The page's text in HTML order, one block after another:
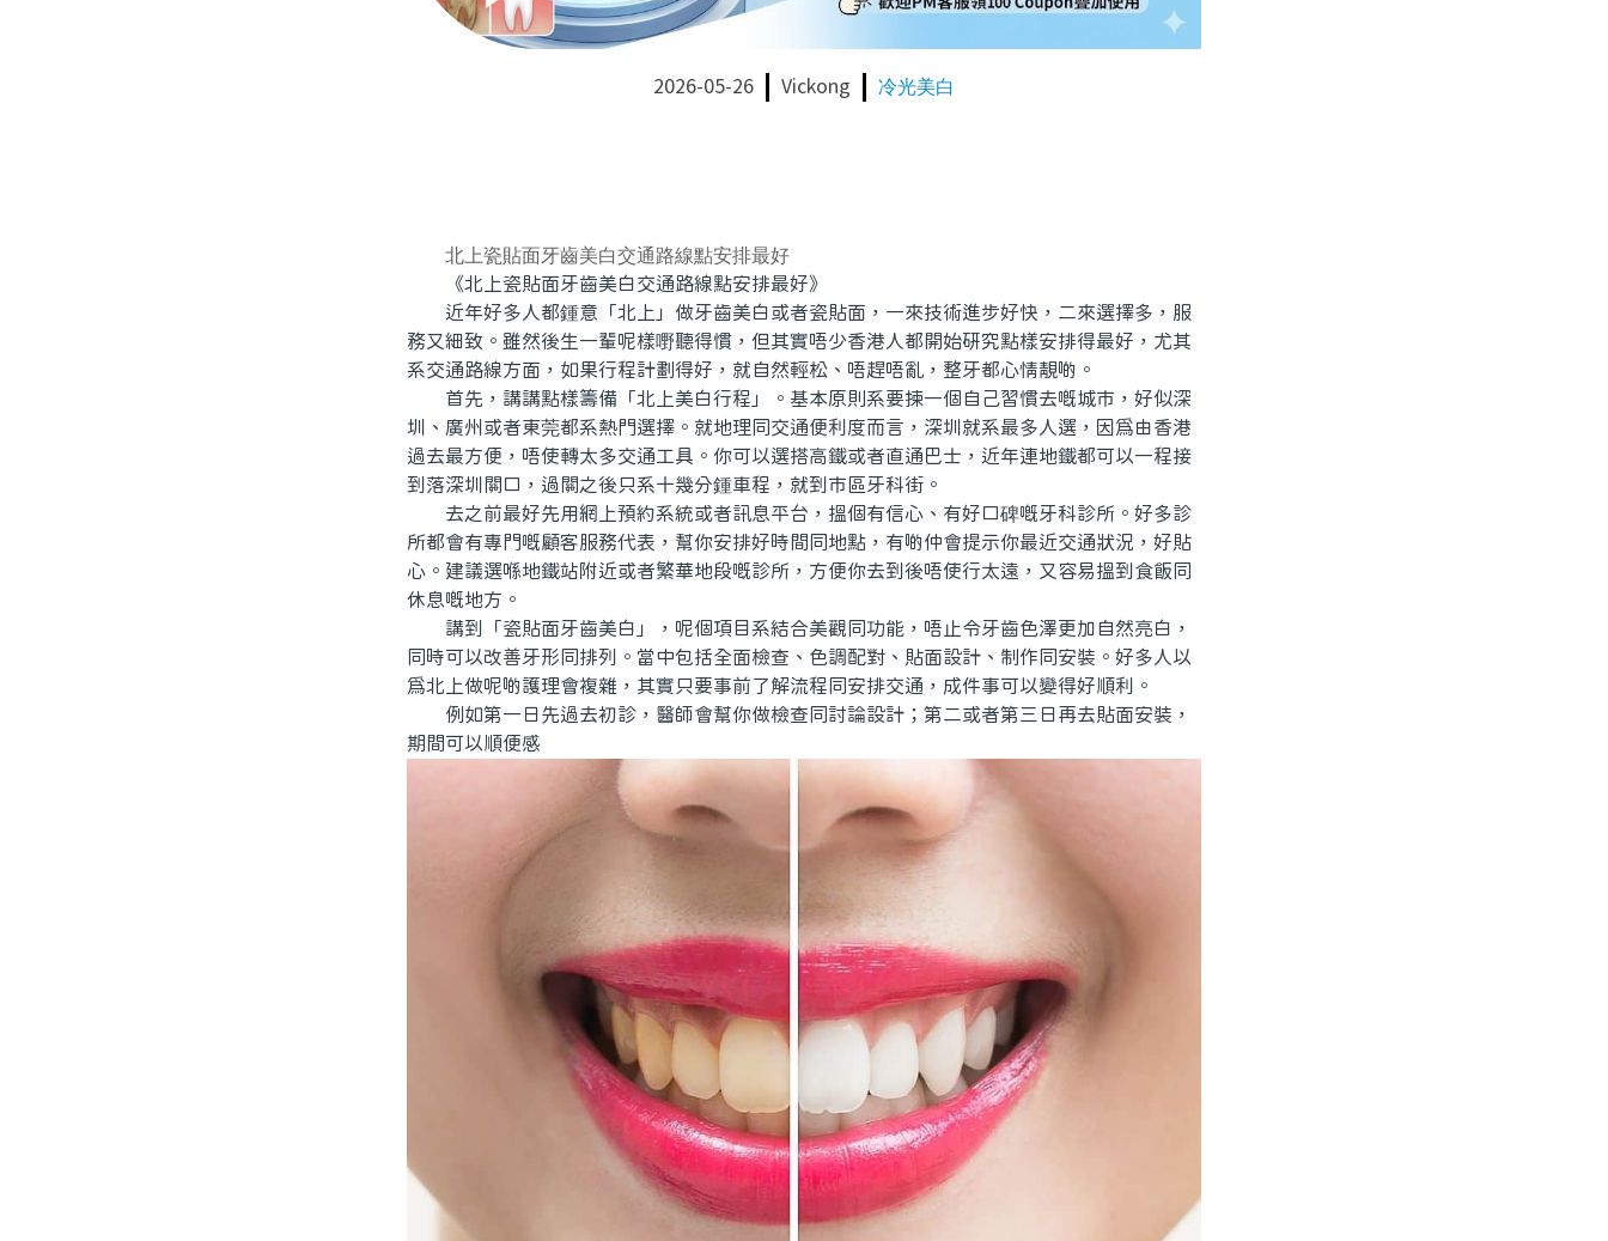
2026-05-26 Vickong 冷光美白
北上瓷貼面牙齒美白交通路線點安排最好
《北上瓷貼面牙齒美白交通路線點安排最好》
近年好多人都鍾意「北上」做牙齒美白或者瓷貼面，一來技術進步好快，二來選擇多，服
務又細致。雖然後生一輩呢樣嘢聽得慣，但其實唔少香港人都開始研究點樣安排得最好，尤其
系交通路線方面，如果行程計劃得好，就自然輕松、唔趕唔亂，整牙都心情靚啲。
首先，講講點樣籌備「北上美白行程」。基本原則系要揀一個自己習慣去嘅城市，好似深
圳、廣州或者東莞都系熱門選擇。就地理同交通便利度而言，深圳就系最多人選，因爲由香港
過去最方便，唔使轉太多交通工具。你可以選搭高鐵或者直通巴士，近年連地鐵都可以一程接
到落深圳關口，過關之後只系十幾分鍾車程，就到市區牙科街。
去之前最好先用網上預約系統或者訊息平台，搵個有信心、有好口碑嘅牙科診所。好多診
所都會有專門嘅顧客服務代表，幫你安排好時間同地點，有啲仲會提示你最近交通狀況，好貼
心。建議選喺地鐵站附近或者繁華地段嘅診所，方便你去到後唔使行太遠，又容易搵到食飯同
休息嘅地方。
講到「瓷貼面牙齒美白」，呢個項目系結合美觀同功能，唔止令牙齒色澤更加自然亮白，
同時可以改善牙形同排列。當中包括全面檢查、色調配對、貼面設計、制作同安裝。好多人以
爲北上做呢啲護理會複雜，其實只要事前了解流程同安排交通，成件事可以變得好順利。
例如第一日先過去初診，醫師會幫你做檢查同討論設計；第二或者第三日再去貼面安裝，
期間可以順便感